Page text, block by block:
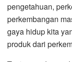
pengetahuan,
perkembangan
gaya hidup kita
produk dari